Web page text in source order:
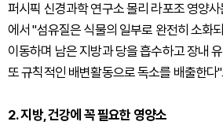
퍼시픽 신경과학 연구소 몰리 라포조 영양
에서 "섬유질은 식물의 일부로 완전히 소화
이동하며 남은 지방과 당을 흡수하고 장내
또 규칙적인 배변활동으로 독소를 배출한다
2. 지방, 건강에 꼭 필요한 영양소